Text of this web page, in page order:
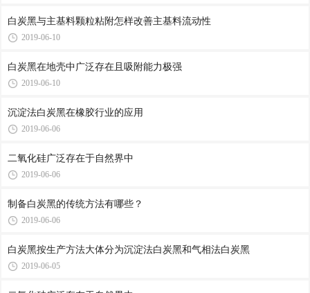
白炭黑与主基料颗粒粘附怎样改善主基料流动性
2019-06-10
白炭黑在地壳中广泛存在且吸附能力极强
2019-06-10
沉淀法白炭黑在橡胶行业的应用
2019-06-06
二氧化硅广泛存在于自然界中
2019-06-06
制备白炭黑的传统方法有哪些？
2019-06-06
白炭黑按生产方法大体分为沉淀法白炭黑和气相法白炭黑
2019-06-05